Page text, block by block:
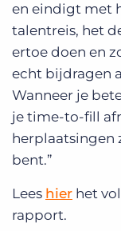
en eindigt met
talentreis, het
ertoe doen en
echt bijdragen
Wanneer je
je time-to-fill
herplaatsingen
bent.”
Lees hier het
rapport.